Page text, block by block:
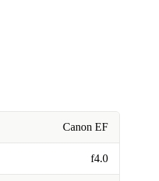
Canon EF
f4.0